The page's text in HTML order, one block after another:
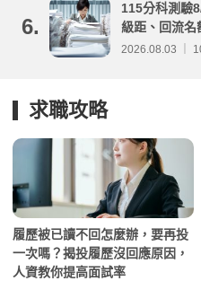
6.
115分科測驗
級距、回流名
分析
2026.08.03 ｜
求職攻略
履歷被已讀不回怎麼辦，要再投
一次嗎？揭投履歷沒回應原因，
人資教你提高面試率